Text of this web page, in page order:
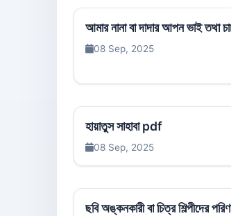
আমার নানা বা দাদার আপন ভাই তথা
08 Sep, 2025
হায়াতুস সাহাবা pdf
08 Sep, 2025
ছবি অঙ্কনকারী বা চিত্র শিল্পীদের